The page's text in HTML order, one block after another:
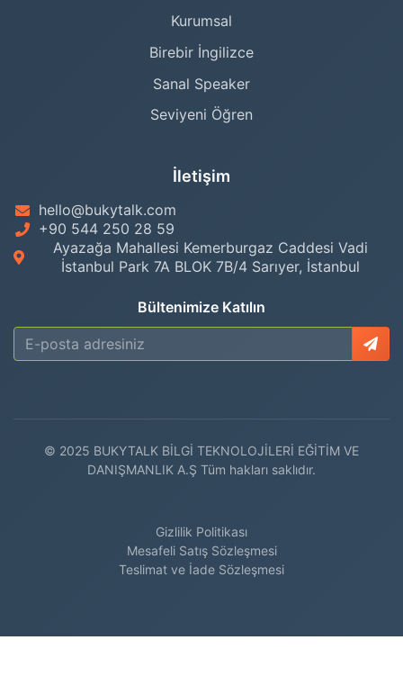
Kurumsal
Birebir İngilizce
Sanal Speaker
Seviyeni Öğren
İletişim
hello@bukytalk.com
+90 544 250 28 59
Ayazağa Mahallesi Kemerburgaz Caddesi Vadi
İstanbul Park 7A BLOK 7B/4 Sarıyer, İstanbul
Bültenimize Katılın
© 2025 BUKYTALK BİLGİ TEKNOLOJİLERİ EĞİTİM VE
DANIŞMANLIK A.Ş Tüm hakları saklıdır.
Gizlilik Politikası
Mesafeli Satış Sözleşmesi
Teslimat ve İade Sözleşmesi